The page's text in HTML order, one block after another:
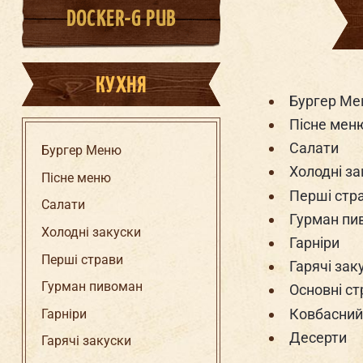
DOCKER-G PUB
КУХНЯ
Бургер Меню
Пісне меню
Салати
Холодні закуски
Перші страви
Гурман пивоман
Гарніри
Гарячі закуски
Бургер
Пісне
Салати
Холодні
Перші
Гурман
Гарніри
Гарячі
Основні
Десерти